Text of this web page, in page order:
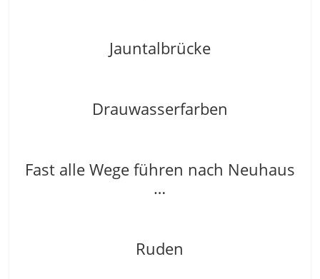
Jauntalbrücke
Drauwasserfarben
Fast alle Wege führen nach Neuhaus
…
Ruden